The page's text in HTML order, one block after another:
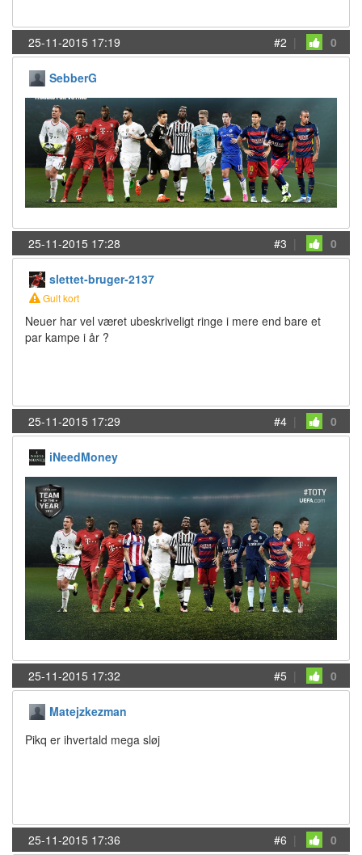
25-11-2015 17:19 #2 | 0
SebberG
25-11-2015 17:28 #3 | 0
slettet-bruger-2137
Gult kort
Neuer har vel været ubeskriveligt ringe i mere end bare et
par kampe i år ?
25-11-2015 17:29 #4 | 0
iNeedMoney
25-11-2015 17:32 #5 | 0
Matejzkezman
Pikq er ihvertald mega sløj
25-11-2015 17:36 #6 | 0